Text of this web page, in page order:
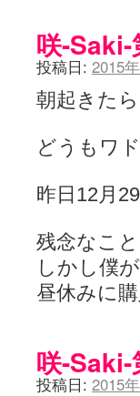
咲-
投稿日: 2015
朝起きた
どうもワ
昨日12月
残念なこ
しかし僕
昼休みに
咲-
投稿日: 2015